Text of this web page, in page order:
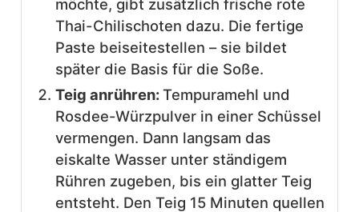
möchte, gibt zusätzlich frische rote
Thai-Chilischoten dazu. Die fertige
Paste beiseitestellen – sie bildet
später die Basis für die Soße.
Teig anrühren:Tempuramehl und
Rosdee-Würzpulver in einer Schüssel
vermengen. Dann langsam das
eiskalte Wasser unter ständigem
Rühren zugeben, bis ein glatter Teig
entsteht. Den Teig 15 Minuten quellen